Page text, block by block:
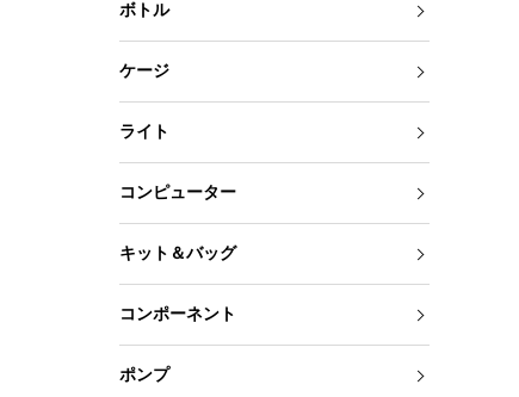
ボトル
ケージ
ライト
コンピューター
キット＆バッグ
コンポーネント
ポンプ